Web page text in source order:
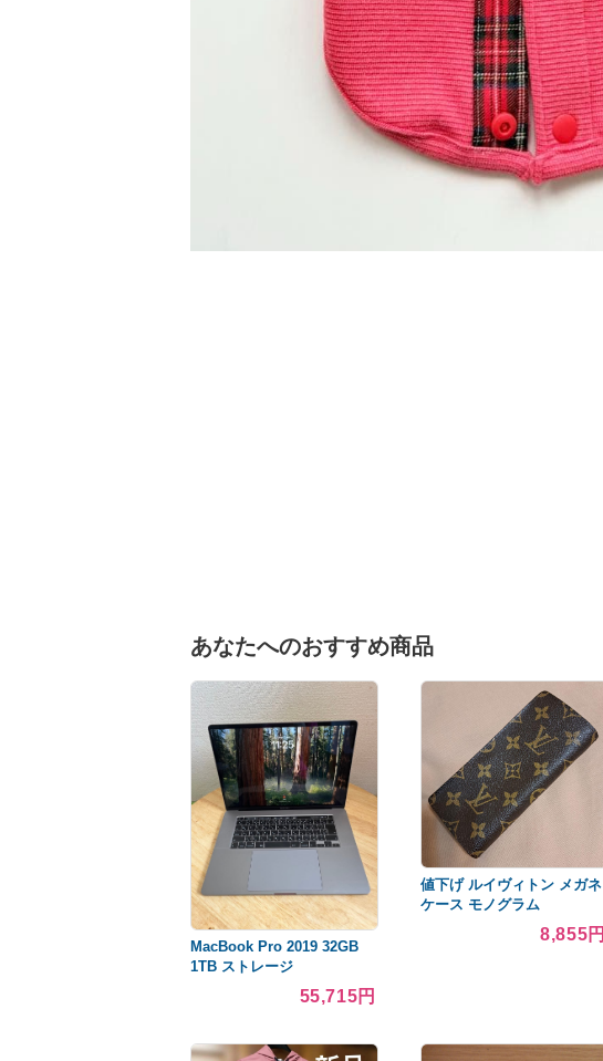
あなたへのおすすめ商品
MacBook Pro 2019 32GB
1TB ストレージ
55,715円
値下げ ルイヴィトン メガネ
ケース モノグラム
8,855円